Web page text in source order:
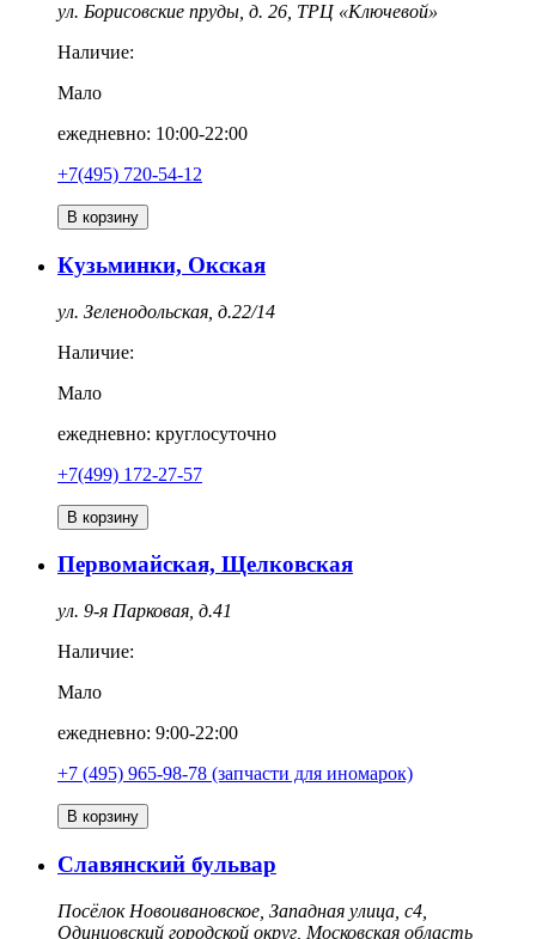
ул. Борисовские пруды, д. 26, ТРЦ «Ключевой»
Наличие:
Мало
ежедневно: 10:00-22:00
+7(495) 720-54-12
В корзину
Кузьминки, Окская
ул. Зеленодольская, д.22/14
Наличие:
Мало
ежедневно: круглосуточно
+7(499) 172-27-57
В корзину
Первомайская, Щелковская
ул. 9-я Парковая, д.41
Наличие:
Мало
ежедневно: 9:00-22:00
+7 (495) 965-98-78 (запчасти для иномарок)
В корзину
Славянский бульвар
Посёлок Новоивановское, Западная улица, с4,
Одинцовский городской округ, Московская область